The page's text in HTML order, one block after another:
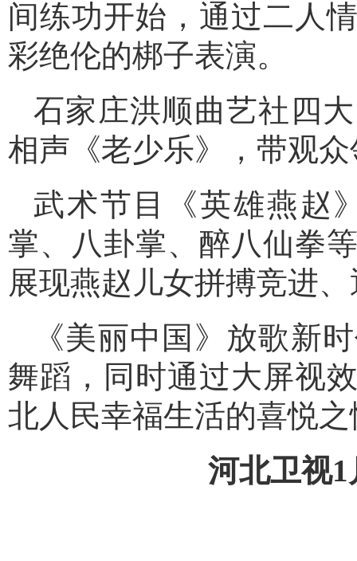
间练功开始，通过二人
彩绝伦的梆子表演。
石家庄洪顺曲艺社四
相声《老少乐》，带观
武术节目《英雄燕赵
掌、八卦掌、醉八仙拳
展现燕赵儿女拼搏竞进
《美丽中国》放歌新
舞蹈，同时通过大屏视
北人民幸福生活的喜悦
河北卫视